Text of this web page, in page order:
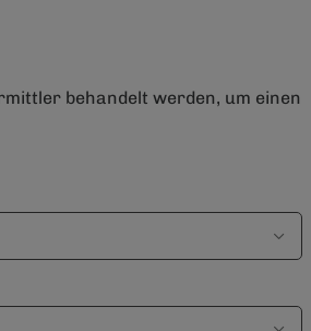
behandelt werden, um einen